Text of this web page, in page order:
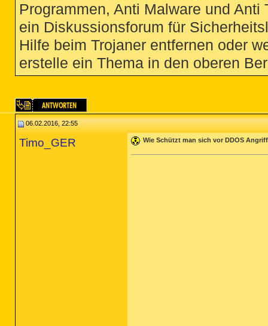
Programmen, Anti Malware und
ein Diskussionsforum für
Hilfe beim Trojaner entfernen oder
erstelle ein Thema in den oberen
06.02.2016, 22:55
Timo_GER Wie Schützt man sich vor DDOS